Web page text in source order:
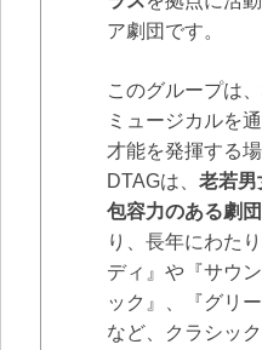
ア劇団です。
このグループは
ミュージカルを
才能を発揮する
DTAGは、 老若男
包容力のある劇団
り、長年にわた
ディ』や『サウ
ック』、『グリ
など、クラシッ